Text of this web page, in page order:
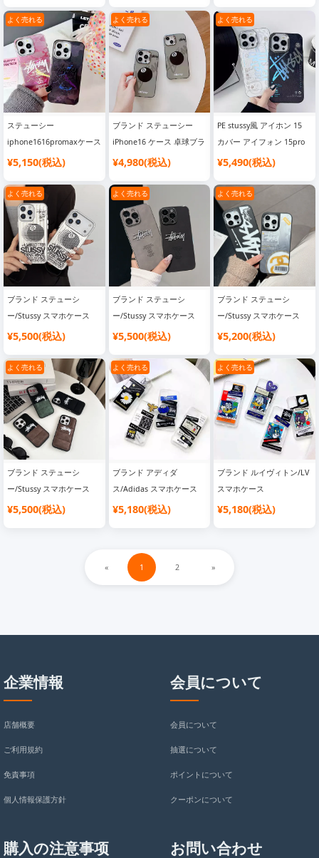
iPhone 14promaxカジュ
アルカバーMLB アイフォ
ーン13Promax13携帯ケー
ス
いStussy アイフォーン
13promax13proケース
Stussy アイフォン 12 pro
max12proカバーオシャレ
よく売れる
ステューシー
iphone1616promaxケース
クリア 金属感 stussy
ス 大人 個性 可愛い ブラ
ンド アイフォーンケース
新作
¥5,150(税込)
よく売れる
ブランド ステューシー
iPhone16 ケース 卓球ブラ
ックデザイン 防摔全包型
ハードエッジ SC23102524
¥4,980(税込)
よく売れる
PE stussy風 アイホン 15
カバー アイフォン 15pro
max ケースstussy ステュ
グラデーション iphone
14pro max ケース アイフ
ォン 13 stussy カバー ブラ
ンドロゴ 新作 高级 おしゃ
れ 通販 高校生 電気メッキ
¥5,490(税込)
よく売れる
ブランド ステューシ
ー/Stussy スマホケース
¥5,500(税込)
よく売れる
ブランド ステューシ
ー/Stussy スマホケース
¥5,500(税込)
よく売れる
ブランド ステューシ
ー/Stussy スマホケース
¥5,200(税込)
よく売れる
ブランド ステューシ
ー/Stussy スマホケース
¥5,500(税込)
よく売れる
ブランド アディダ
ス/Adidas スマホケース
¥5,180(税込)
よく売れる
ブランド ルイヴィトン/LV
スマホケース
¥5,180(税込)
« 1 2 »
企業情報
店舗概要
ご利用規約
免責事項
個人情報保護方針
会員について
会員について
抽選について
ポイントについて
クーポンについて
購入の注意事项 お問い合わせ